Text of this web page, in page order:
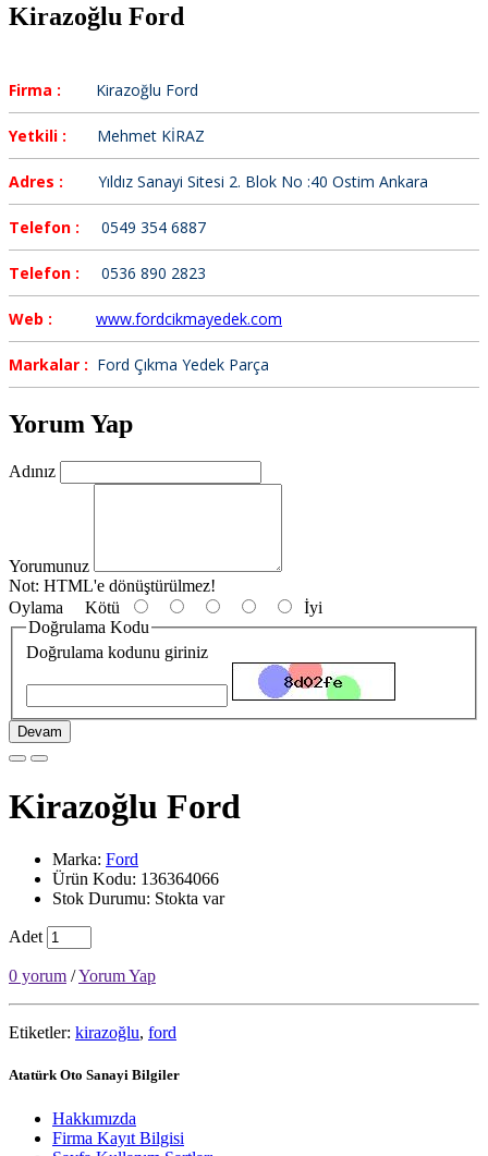
Kirazoğlu Ford
Firma : Kirazoğlu Ford
Yetkili : Mehmet KİRAZ
Adres : Yıldız Sanayi Sitesi 2. Blok No :40 Ostim Ankara
Telefon : 0549 354 6887
Telefon : 0536 890 2823
Web : www.fordcikmayedek.com
Markalar : Ford Çıkma Yedek Parça
Yorum Yap
Adınız
Yorumunuz
Not: HTML'e dönüştürülmez!
Oylama Kötü
İyi
Doğrulama Kodu
Doğrulama kodunu giriniz
Devam
Kirazoğlu Ford
Marka: Ford
Ürün Kodu: 136364066
Stok Durumu: Stokta var
Adet
0 yorum /Yorum Yap
Etiketler: kirazoğlu, ford
Atatürk Oto Sanayi Bilgiler
Hakkımızda
Firma Kayıt Bilgisi